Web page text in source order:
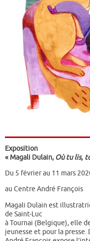
Exposition
« Magali Dulain, Où tu lis,
Du 5 février au 11 mars
au Centre André François
Magali Dulain est
de Saint-Luc
à Tournai (Belgique), elle
jeunesse et pour la